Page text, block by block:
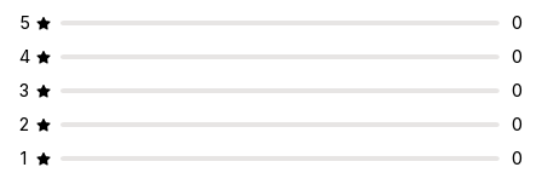
5
0
4
0
3
0
2
0
1
0